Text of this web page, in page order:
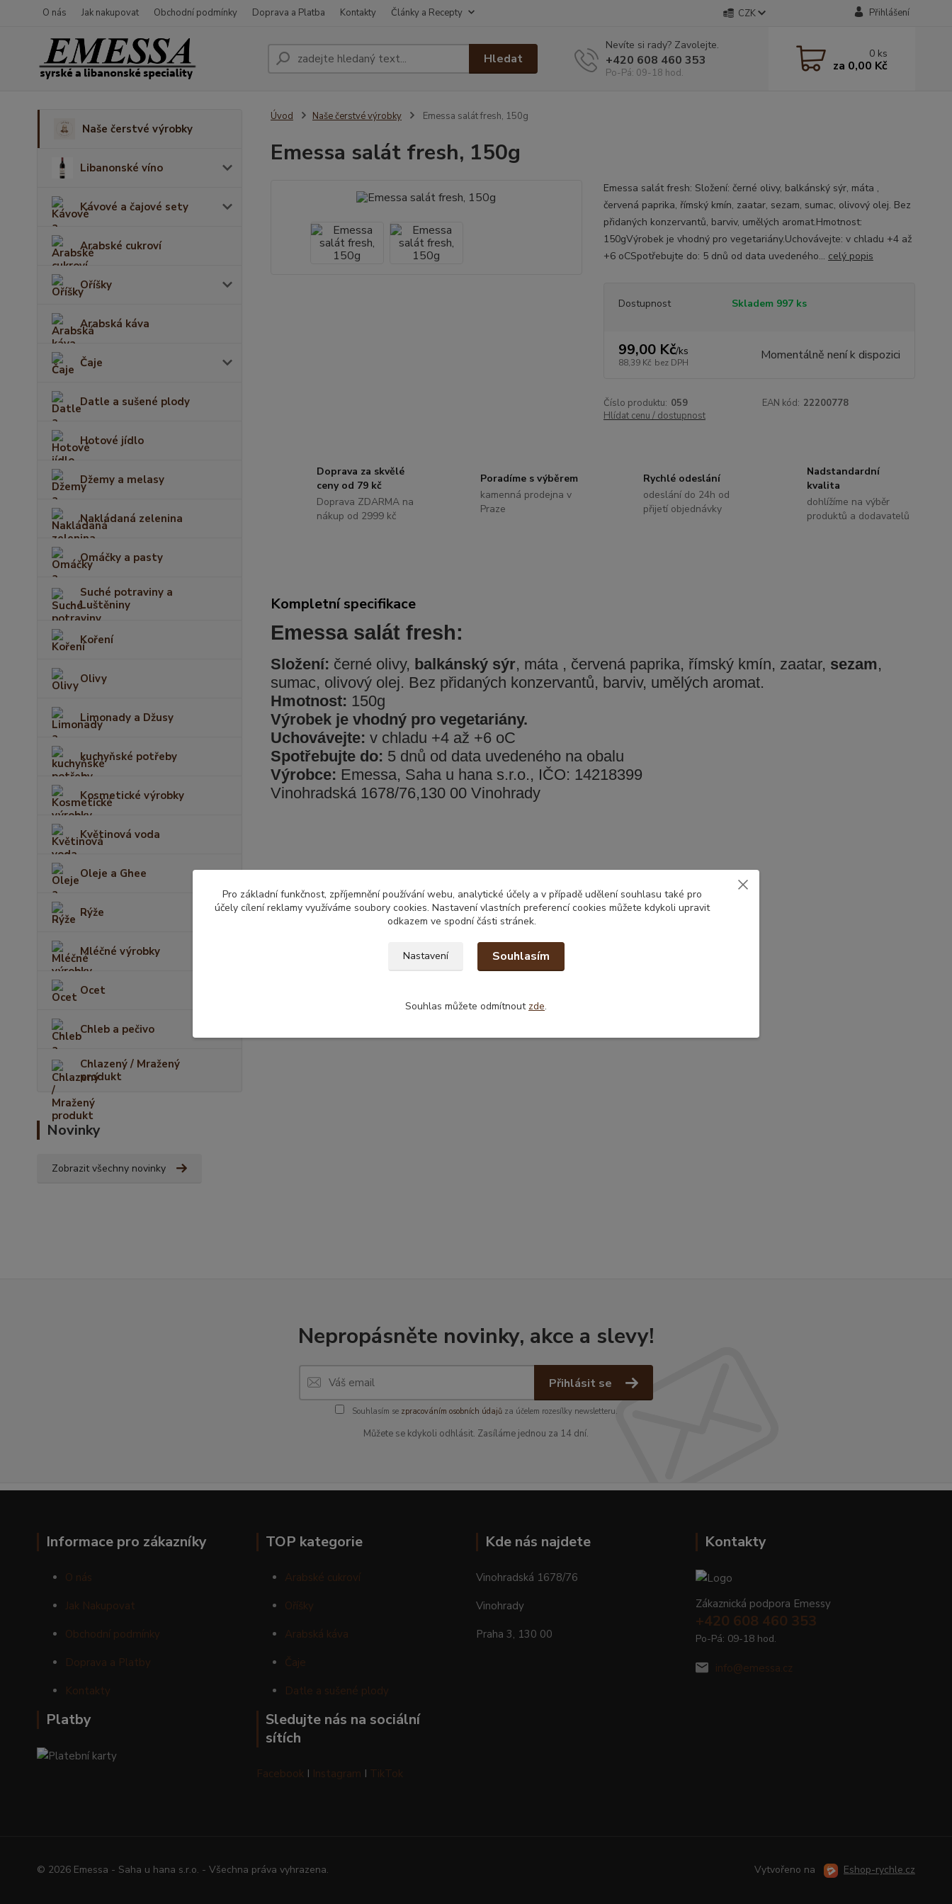
O nás Jak nakupovat Obchodní podmínky Doprava a Platba Kontakty Články a Recepty CZK Přihlášení
Hledat
Nevíte si rady? Zavolejte.
+420 608 460 353
Po-Pá: 09-18 hod.
0 ks
za 0,00 Kč
Naše čerstvé výrobky
Libanonské víno
Kávové a čajové sety
Arabské cukroví
Oříšky
Arabská káva
Čaje
Datle a sušené plody
Hotové jídlo
Džemy a melasy
Nakládaná zelenina
Omáčky a pasty
Suché potraviny a
Luštěniny
Koření
Olivy
Limonady a Džusy
kuchyňské potřeby
Kosmetické výrobky
Květinová voda
Oleje a Ghee
Rýže
Mléčné výrobky
Ocet
Chleb a pečivo
Chlazený / Mražený
produkt
Novinky
Zobrazit všechny novinky
Úvod Naše čerstvé výrobky Emessa salát fresh, 150g
Emessa salát fresh, 150g
Emessa salát fresh: Složení: černé olivy, balkánský sýr, máta ,
červená paprika, římský kmín, zaatar, sezam, sumac, olivový olej. Bez
přidaných konzervantů, barviv, umělých aromat.Hmotnost:
150gVýrobek je vhodný pro vegetariány.Uchovávejte: v chladu +4 až
+6 oCSpotřebujte do: 5 dnů od data uvedeného... celý popis
Dostupnost Skladem 997 ks
99,00 Kč/ks
88,39 Kč bez DPH Momentálně není k dispozici
Číslo produktu: 059 EAN kód: 22200778
Hlídat cenu / dostupnost
Doprava za skvělé
ceny od 79 kč
Doprava ZDARMA na
nákup od 2999 kč
Poradíme s výběrem
kamenná prodejna v
Praze
Rychlé odeslání
odeslání do 24h od
přijetí objednávky
Nadstandardní
kvalita
dohlížíme na výběr
produktů a dodavatelů
Kompletní specifikace
Emessa salát fresh:
Složení: černé olivy, balkánský sýr, máta , červená paprika, římský kmín, zaatar, sezam,
sumac, olivový olej. Bez přidaných konzervantů, barviv, umělých aromat.
Hmotnost: 150g
Výrobek je vhodný pro vegetariány.
Uchovávejte: v chladu +4 až +6 oC
Spotřebujte do: 5 dnů od data uvedeného na obalu
Výrobce: Emessa, Saha u hana s.r.o., IČO: 14218399
Vinohradská 1678/76,130 00 Vinohrady
Naše čerstvé výrobky
Nepropásněte novinky, akce a slevy!
Přihlásit se
Souhlasím se zpracováním osobních údajůza účelem rozesílky newsletteru.
Můžete se kdykoli odhlásit. Zasíláme jednou za 14 dní.
Informace pro zákazníky
O nás
Jak Nakupovat
Obchodní podmínky
Doprava a Platby
Kontakty
Platby
TOP kategorie
Arabské cukroví
Oříšky
Arabská káva
Čaje
Datle a sušené plody
Sledujte nás na sociální
sítích
Facebook I Instagram I TikTok
Kde nás najdete
Vinohradská 1678/76
Vinohrady
Praha 3, 130 00
Kontakty
Zákaznická podpora Emessy
+420 608 460 353
Po-Pá: 09-18 hod.
info@emessa.cz
© 2026 Emessa - Saha u hana s.r.o. - Všechna práva vyhrazena. Vytvořeno na Eshop-rychle.cz
Pro základní funkčnost, zpříjemnění používání webu, analytické účely a v případě udělení souhlasu také pro
účely cílení reklamy využíváme soubory cookies. Nastavení vlastních preferencí cookies můžete kdykoli upravit
odkazem ve spodní části stránek.
Nastavení Souhlasím
Souhlas můžete odmítnout zde.